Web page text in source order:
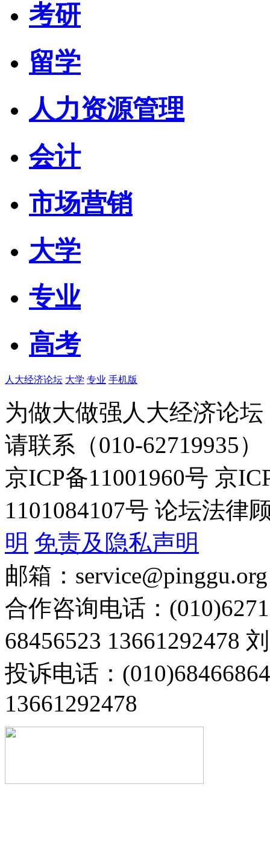
考研
留学
人力资源管理
会计
市场营销
大学
专业
高考
人大经济论坛 大学 专业 手机版
为做大做强人大经济论
请联系（010-62719935）
京ICP备11001960号 京
1101084107号 论坛法律
明 免责及隐私声明
邮箱：service@pinggu.org
合作咨询电话：
68456523 13661292478
投诉电话：
13661292478